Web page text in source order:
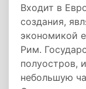
Входит в
создания,
экономикой
Рим.
полуостров,
небольшую